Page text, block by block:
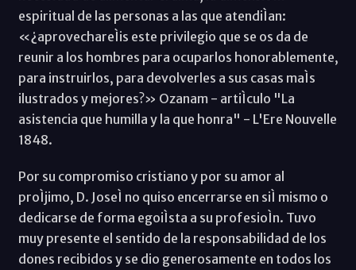
espiritual de las personas a las que atendiÌan:
«¿aprovechareÌis este privilegio que se os da de
reunir a los hombres para ocuparlos honorablemente,
para instruirlos, para devolverles a sus casas maÌs
ilustrados y mejores?» Ozanam - artiÌculo "La
asistencia que humilla y la que honra" - L'Ere Nouvelle
1848.
Por su compromiso cristiano y por su amor al
proÌjimo, D. JoseÌ no quiso encerrarse en siÌ mismo o
dedicarse de forma egoiÌsta a su profesioÌn. Tuvo
muy presente el sentido de la responsabilidad de los
dones recibidos y se dio generosamente en todos los